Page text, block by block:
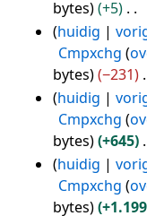
g
t
n
g
n
v
a
t
t
n
g
bytes
+5
G
e
n
b
e
w
r
huidig
Cmpxchg
bytes
−231
G
e
n
b
e
huidig
Cmpxchg
bytes
+645
G
e
huidig
Cmpxchg
bytes
+1.199